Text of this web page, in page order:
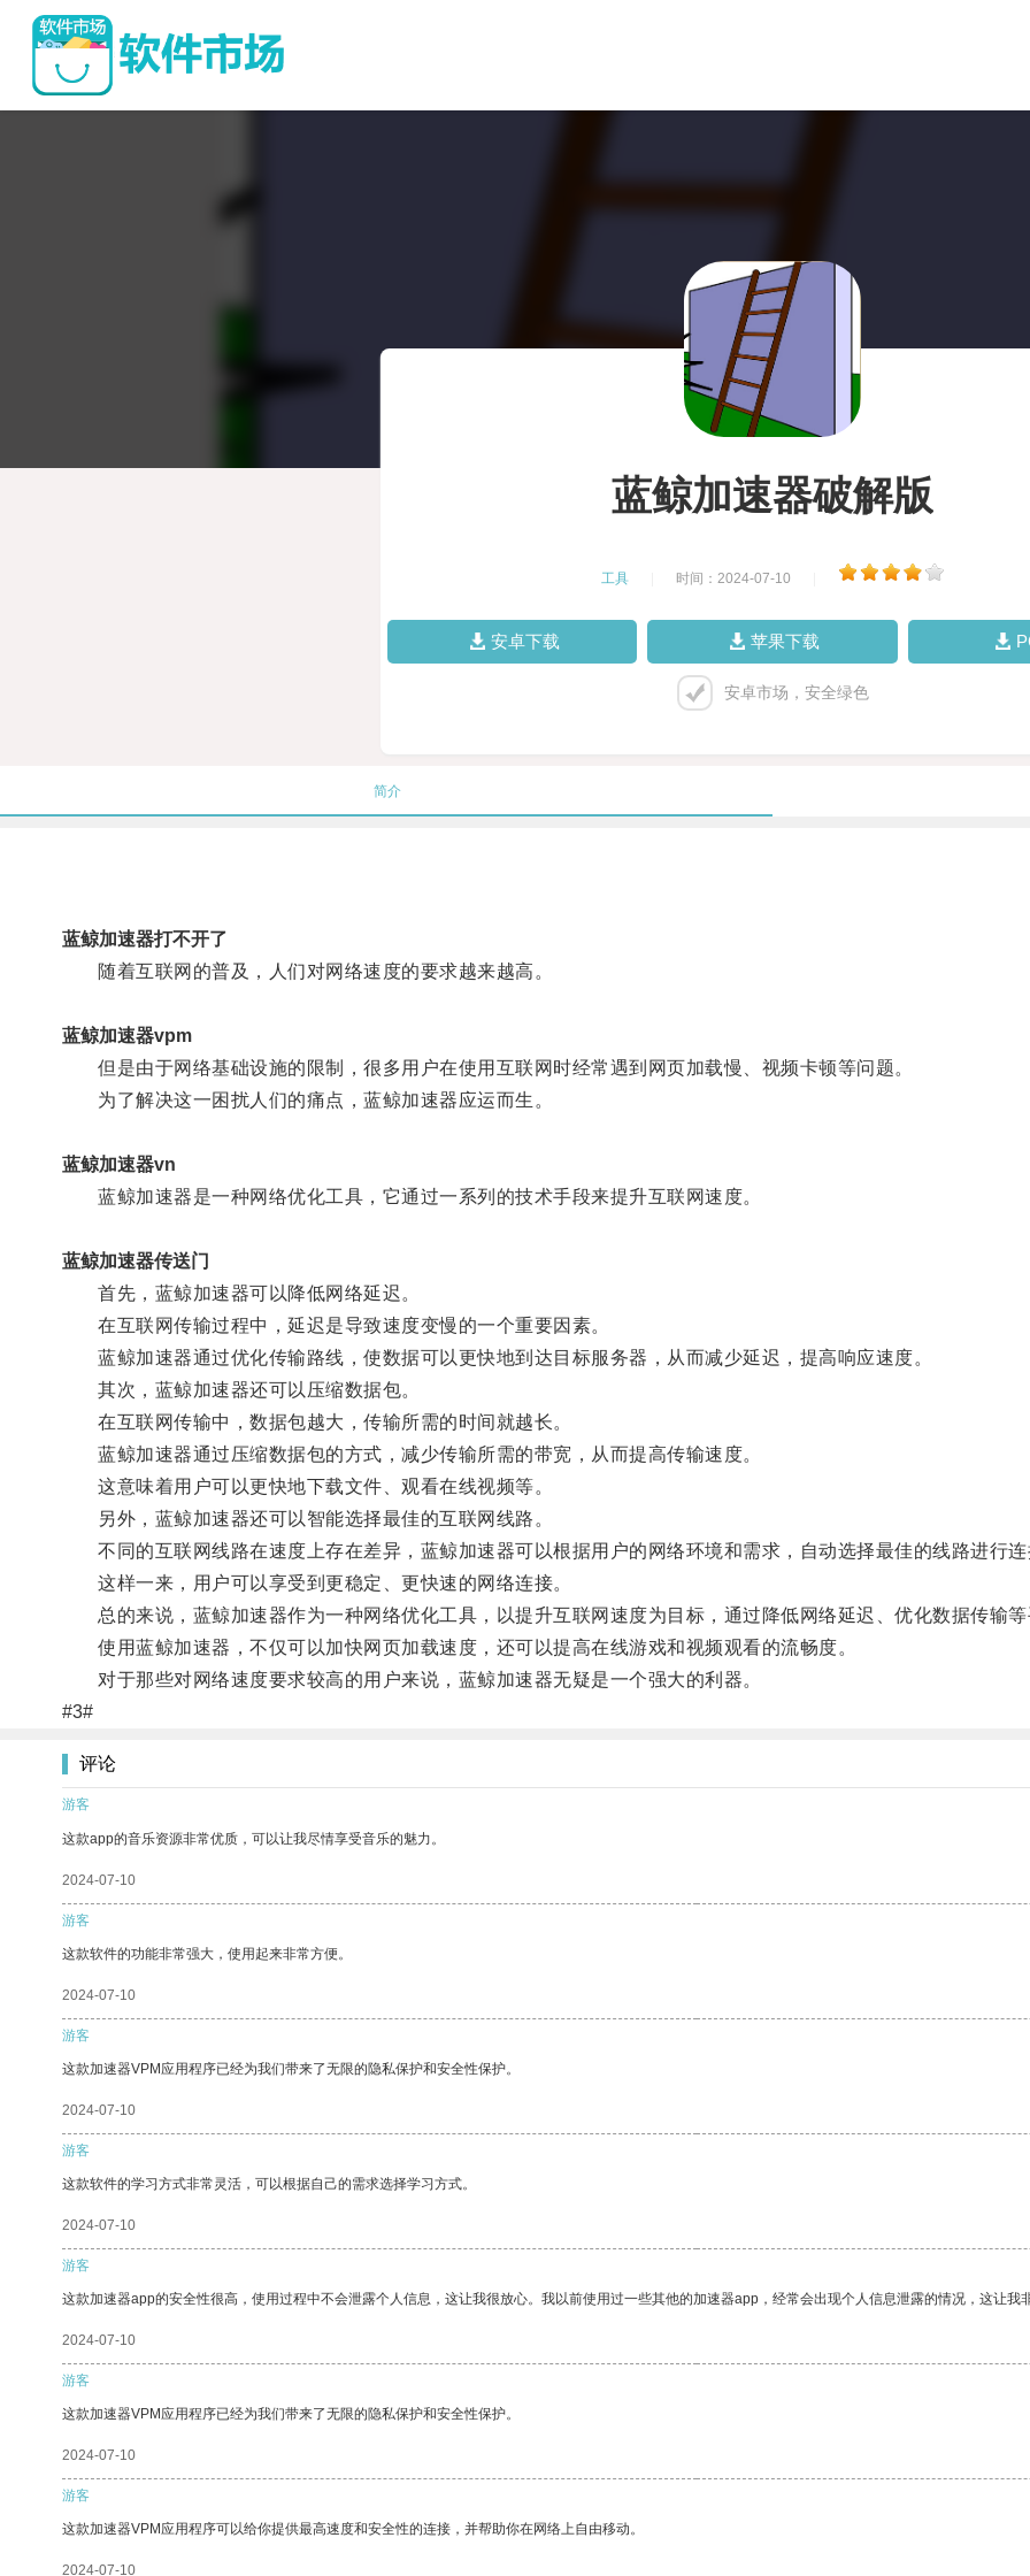
蓝鲸加速器破解版
工具 时间：2024-07-10
安卓下载 苹果下载
安卓市场，安全绿色
简介
蓝鲸加速器打不开了
随着互联网的普及，人们对网络速度的要求越来越高。
蓝鲸加速器vpm
但是由于网络基础设施的限制，很多用户在使用互联网时经常遇到网页加载慢、视频卡顿等问题。
为了解决这一困扰人们的痛点，蓝鲸加速器应运而生。
蓝鲸加速器vn
蓝鲸加速器是一种网络优化工具，它通过一系列的技术手段来提升互联网速度。
蓝鲸加速器传送门
首先，蓝鲸加速器可以降低网络延迟。
在互联网传输过程中，延迟是导致速度变慢的一个重要因素。
蓝鲸加速器通过优化传输路线，使数据可以更快地到达目标服务器，从而减少延迟，提高响应速度。
其次，蓝鲸加速器还可以压缩数据包。
在互联网传输中，数据包越大，传输所需的时间就越长。
蓝鲸加速器通过压缩数据包的方式，减少传输所需的带宽，从而提高传输速度。
这意味着用户可以更快地下载文件、观看在线视频等。
另外，蓝鲸加速器还可以智能选择最佳的互联网线路。
不同的互联网线路在速度上存在差异，蓝鲸加速器可以根据用户的网络环境和需求，自动选择最佳的线路进行连
这样一来，用户可以享受到更稳定、更快速的网络连接。
总的来说，蓝鲸加速器作为一种网络优化工具，以提升互联网速度为目标，通过降低网络延迟、优化数据传输等
使用蓝鲸加速器，不仅可以加快网页加载速度，还可以提高在线游戏和视频观看的流畅度。
对于那些对网络速度要求较高的用户来说，蓝鲸加速器无疑是一个强大的利器。
#3#
评论
游客
这款app的音乐资源非常优质，可以让我尽情享受音乐的魅力。
2024-07-10
游客
这款软件的功能非常强大，使用起来非常方便。
2024-07-10
游客
这款加速器VPM应用程序已经为我们带来了无限的隐私保护和安全性保护。
2024-07-10
游客
这款软件的学习方式非常灵活，可以根据自己的需求选择学习方式。
2024-07-10
游客
这款加速器app的安全性很高，使用过程中不会泄露个人信息，这让我很放心。我以前使用过一些其他的加速器app，经常会出现个人信息泄露的情况，这让我
2024-07-10
游客
这款加速器VPM应用程序已经为我们带来了无限的隐私保护和安全性保护。
2024-07-10
游客
这款加速器VPM应用程序可以给你提供最高速度和安全性的连接，并帮助你在网络上自由移动。
2024-07-10